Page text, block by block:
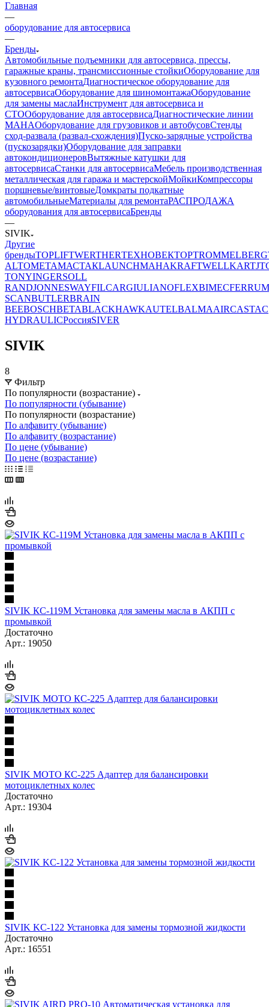
Главная
—
оборудование для автосервиса
—
Бренды
Автомобильные подъемники для автосервиса, прессы,
гаражные краны, трансмиссионные стойкиОборудование для
кузовного ремонтаДиагностическое оборудование для
автосервисаОборудование для шиномонтажаОборудование
для замены маслаИнструмент для автосервиса и
СТООборудование для автосервисаДиагностические линии
MAHAОборудование для грузовиков и автобусовСтенды
сход-развала (развал-схождения)Пуско-зарядные устройства
(пускозарядки)Оборудование для заправки
автокондиционеровВытяжные катушки для
автосервисаСтанки для автосервисаМебель производственная
металлическая для гаража и мастерскойМойкиКомпрессоры
поршневые/винтовыеДомкраты подкатные
автомобильныеМатериалы для ремонтаРАСПРОДАЖА
оборудования для автосервисаБренды
—
SIVIK
Другие
брендыTOPLIFTWERTHERТЕХНОВЕКТОРTROMMELBERG
ALTOМЕТАМАСТАКLAUNCHMAHAKRAFTWELLKART
TONYINGERSOLL
RANDJONNESWAYFILCARGIULIANOFLEXBIMECFERRUM
SCANBUTLERBRAIN
BEEBOSCHBETABLACKHAWKAUTELBALMAAIRCASTAC
HYDRAULICРоссияSIVER
SIVIK
8
Фильтр
По популярности (возрастание)
По популярности (убывание)
По популярности (возрастание)
По алфавиту (убывание)
По алфавиту (возрастание)
По цене (убывание)
По цене (возрастание)
SIVIK КС-119М Установка для замены масла в АКПП с
промывкой
Достаточно
Арт.: 19050
SIVIK MOTO КС-225 Адаптер для балансировки
мотоциклетных колес
Достаточно
Арт.: 19304
SIVIK KC-122 Установка для замены тормозной жидкости
Достаточно
Арт.: 16551